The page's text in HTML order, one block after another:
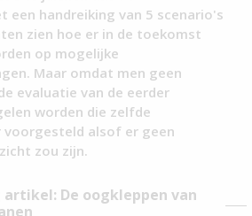
een handreiking van 5 scenario's
zien hoe er in de toekomst
op mogelijke
Maar omdat men geen
evaluatie van de eerder
worden die zelfde
voorgesteld alsof er geen
zou zijn.
artikel: De oogkleppen van